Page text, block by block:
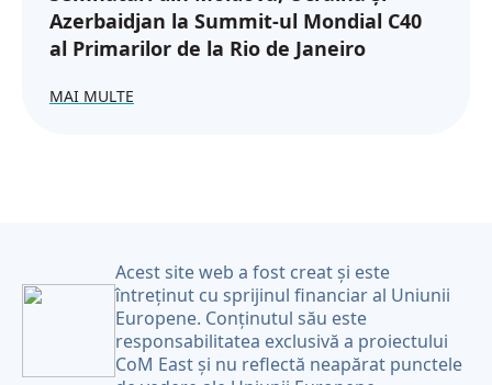
Azerbaidjan la Summit-ul Mondial C40
al Primarilor de la Rio de Janeiro
MAI MULTE
Acest site web a fost creat și este
întreținut cu sprijinul financiar al Uniunii
Europene. Conținutul său este
responsabilitatea exclusivă a proiectului
CoM East și nu reflectă neapărat punctele